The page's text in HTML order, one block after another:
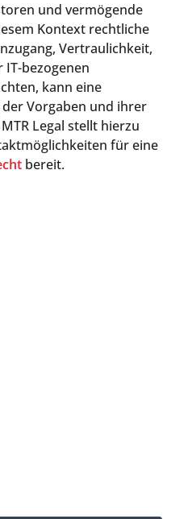
und vermögende
Kontext rechtliche
Vertraulichkeit,
bezogenen
kann eine
Vorgaben und ihrer
Legal stellt hierzu
für eine
bereit.